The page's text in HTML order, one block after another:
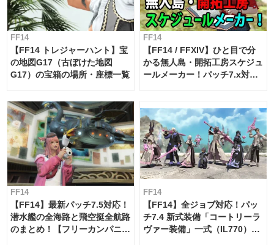
FF14
【FF14 トレジャーハント】宝
の地図G17（古ぼけた地図
G17）の宝箱の場所・座標一覧
FF14
【FF14 / FFXIV】ひと目で分
かる無人島・開拓工房スケジュ
ールメーカー！パッチ7.x対応
FF14
【FF14】最新パッチ7.5対応！
潜水艦の全海路と飛空挺全航路
のまとめ！【フリーカンパニ
FF14
【FF14】全ジョブ対応！パッ
チ7.4 新式装備「コートリーラ
ヴァー装備」一式（IL770）の